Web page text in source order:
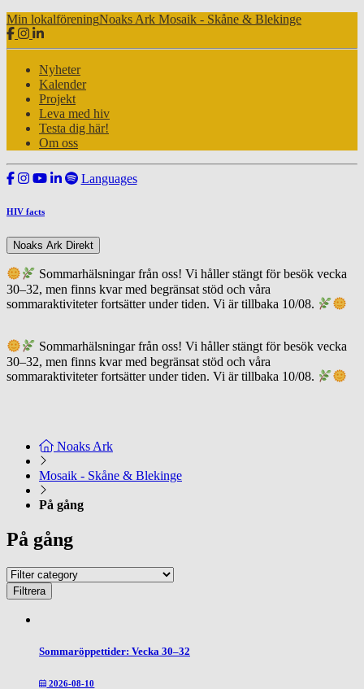
Min lokalföreningNoaks Ark Mosaik - Skåne & Blekinge
Nyheter
Kalender
Projekt
Leva med hiv
Testa dig här!
Om oss
Languages
HIV facts
Noaks Ark Direkt
Sommarhälsningar från oss! Vi håller stängt för besök vecka
30–32, men finns kvar med begränsat stöd och våra
sommaraktiviteter fortsätter under tiden. Vi är tillbaka 10/08.
Sommarhälsningar från oss! Vi håller stängt för besök vecka
30–32, men finns kvar med begränsat stöd och våra
sommaraktiviteter fortsätter under tiden. Vi är tillbaka 10/08.
Noaks Ark
Mosaik - Skåne & Blekinge
På gång
På gång
Filtrera
Sommaröppettider: Vecka 30–32
2026-08-10